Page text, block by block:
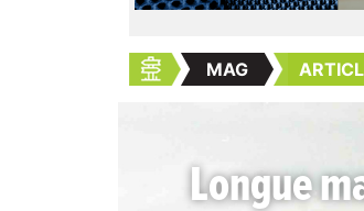
MAG
Longue